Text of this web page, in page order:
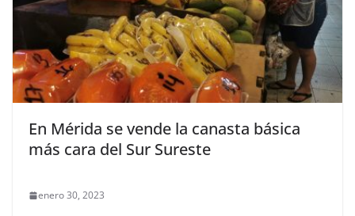
En Mérida se vende la canasta básica
más cara del Sur Sureste
enero 30, 2023